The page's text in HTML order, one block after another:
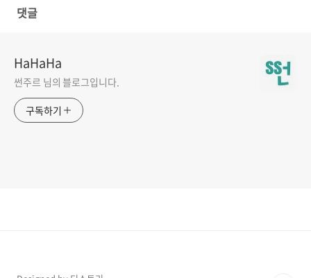
댓글
HaHaHa
썬주르 님의 블로그입니다.
구독하기